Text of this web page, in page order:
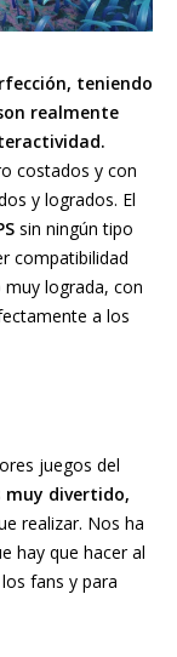
teniendo
realmente
costados y con
y logrados. El
sin ningún tipo
compatibilidad
lograda, con
a los
juegos del
muy divertido,
realizar. Nos ha
hay que hacer al
fans y para